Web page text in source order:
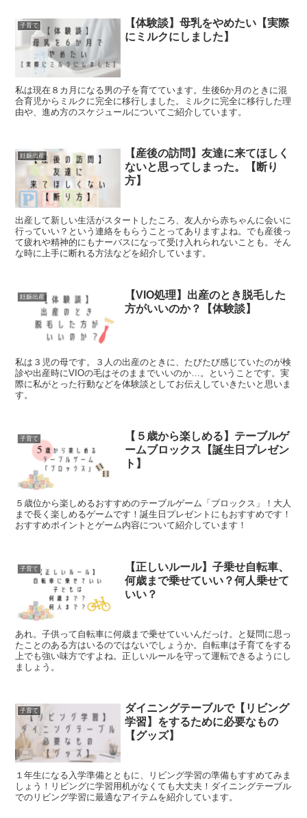
子育て
【体験談】母乳をやめたい【実際
にミルクにしました】
私は現在８カ月になる男の子を育てています。生後6か月のときに混
合育児からミルクに完全に移行しました。ミルクに完全に移行した理
由や、進め方のスケジュールについてご紹介しています。
妊娠出産
【産後の訪問】友達に来てほしく
ないと思ってしまった。【断り
方】
出産して新しい生活がスタートしたころ、友人から赤ちゃんに会いに
行っていい？という連絡をもらうことってありますよね。でも産後っ
て疲れや精神的にもナーバスになって受け入れられないことも。そん
な時に上手に断れる方法などを紹介しています。
妊娠出産
【VIO処理】出産のとき脱毛した
方がいいのか？【体験談】
私は３児の母です。３人の出産のときに、たびたび感じていたのが検
診や出産時にVIOの毛はそのままでいいのか…。ということです。実
際に私がとった行動などを体験談としてお伝えしていきたいと思いま
す。
子育て
【５歳から楽しめる】テーブルゲ
ームブロックス【誕生日プレゼン
ト】
５歳位から楽しめるおすすめのテーブルゲーム「ブロックス」！大人
まで長く楽しめるゲームです！誕生日プレゼントにもおすすめです！
おすすめポイントとゲーム内容について紹介しています！
子育て
【正しいルール】子乗せ自転車、
何歳まで乗せていい？何人乗せて
いい？
あれ。子供って自転車に何歳まで乗せていいんだっけ。と疑問に思っ
たことのある方はいるのではないでしょうか。自転車は子育てをする
上でも強い味方ですよね。正しいルールを守って運転できるようにし
ましょう。
子育て
ダイニングテーブルで【リビング
学習】をするために必要なもの
【グッズ】
１年生になる入学準備とともに、リビング学習の準備もすすめてみま
しょう！リビングに学習用机がなくても大丈夫！ダイニングテーブル
でのリビング学習に最適なアイテムを紹介しています。